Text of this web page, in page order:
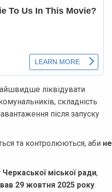
ліквідувати
складність
після запуску
та контролюються, аби не
міської ради,
29 жовтня 2025 року.